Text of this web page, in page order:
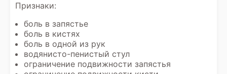
Признаки:
боль в запястье
боль в кистях
боль в одной из рук
водянисто-пенистый стул
ограничение подвижности запястья